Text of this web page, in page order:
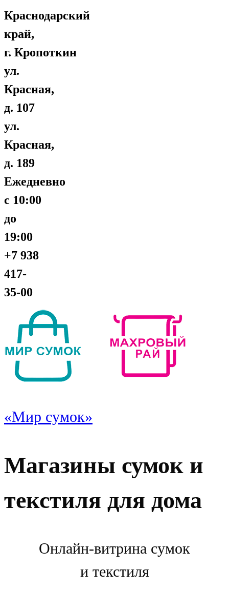
Краснодарский
край,
г. Кропоткин
ул.
Красная,
д. 107
ул.
Красная,
д. 189
Ежедневно
с 10:00
до
19:00
+7 938
417-
35-00
«Мир сумок»
Магазины сумок и
текстиля для дома
Онлайн-витрина сумок
и текстиля